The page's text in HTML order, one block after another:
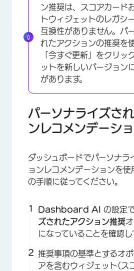
ン推奨は、スコアカード
トウィジェットのレガシ
互換性がありません。パ
れたアクションの推奨を
「今すぐ更新」をクリッ
ットを新しいバージョン
があります。
パーソナライズさ
ンレコメンデーシ
ダッシュボードでパーソナラ
ョンレコメンデーションを使
の手順に従ってください。
Dashboard AI の設定で
ズされたアクション推奨
になっていることを確認し
推奨事項の基準とするオ
アを含むウィジェット(ス